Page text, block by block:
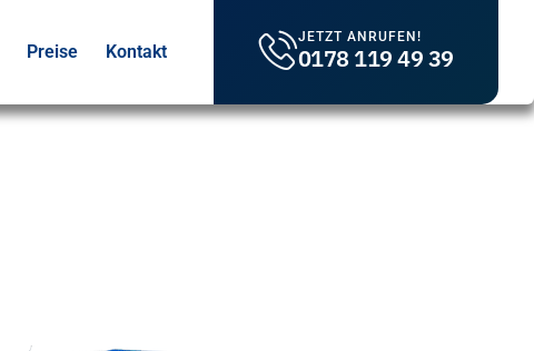
Preise Kontakt
JETZT ANRUFEN!
0178 119 49 39